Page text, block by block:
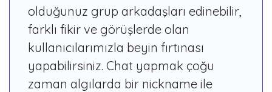
olduğunuz grup arkadaşları edinebilir,
farklı fikir ve görüşlerde olan
kullanıcılarımızla beyin fırtınası
yapabilirsiniz. Chat yapmak çoğu
zaman algılarda bir nickname ile